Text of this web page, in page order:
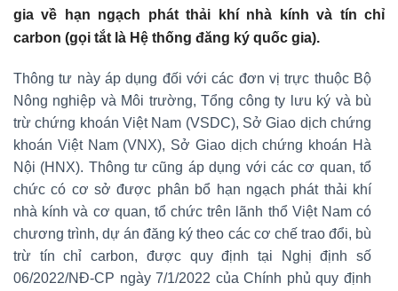
gia về hạn ngạch phát thải khí nhà kính và tín chỉ
carbon (gọi tắt là Hệ thống đăng ký quốc gia).
Thông tư này áp dụng đối với các đơn vị trực thuộc Bộ
Nông nghiệp và Môi trường, Tổng công ty lưu ký và bù
trừ chứng khoán Việt Nam (VSDC), Sở Giao dịch chứng
khoán Việt Nam (VNX), Sở Giao dịch chứng khoán Hà
Nội (HNX). Thông tư cũng áp dụng với các cơ quan, tổ
chức có cơ sở được phân bổ hạn ngạch phát thải khí
nhà kính và cơ quan, tổ chức trên lãnh thổ Việt Nam có
chương trình, dự án đăng ký theo các cơ chế trao đổi, bù
trừ tín chỉ carbon, được quy định tại Nghị định số
06/2022/NĐ-CP ngày 7/1/2022 của Chính phủ quy định